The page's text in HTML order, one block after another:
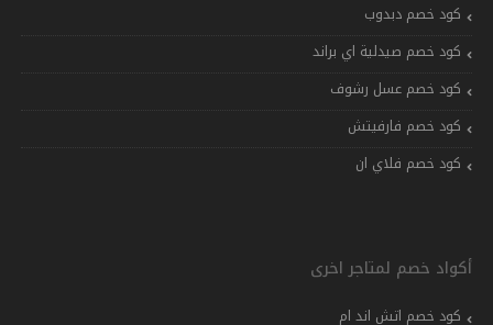
كود خصم دبدوب
كود خصم صيدلية اي براند
كود خصم عسل رشوف
كود خصم فارفيتش
كود خصم فلاي ان
أكواد خصم لمتاجر اخرى
كود خصم اتش اند ام